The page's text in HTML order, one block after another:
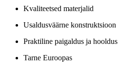
Kvaliteetsed materjalid
Usaldusväärne konstruktsioon
Praktiline paigaldus ja hooldus
Tarne Euroopas